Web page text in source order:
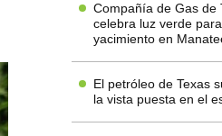
Compañía de Gas de
celebra luz verde
yacimiento en
El petróleo de Texas
la vista puesta en el